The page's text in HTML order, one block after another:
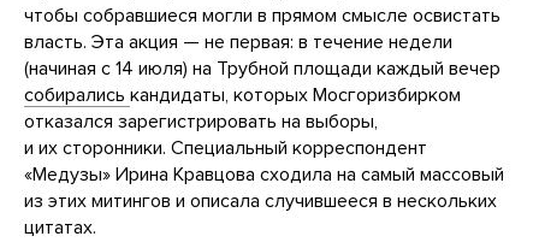
чтобы собравшиеся могли в прямом смысле освистать
власть. Эта акция — не первая: в течение недели
(начиная с 14 июля) на Трубной площади каждый вечер
собирались кандидаты, которых Мосгоризбирком
отказался зарегистрировать на выборы,
и их сторонники. Специальный корреспондент
«Медузы» Ирина Кравцова сходила на самый массовый
из этих митингов и описала случившееся в нескольких
цитатах.